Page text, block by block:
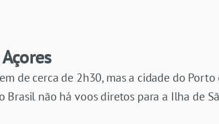
de cerca de 2h30, mas a cidade do Porto
Brasil não há voos diretos para a Ilha de